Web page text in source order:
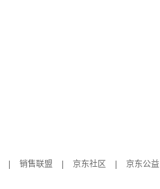
销售联盟 京东社区
京东公益